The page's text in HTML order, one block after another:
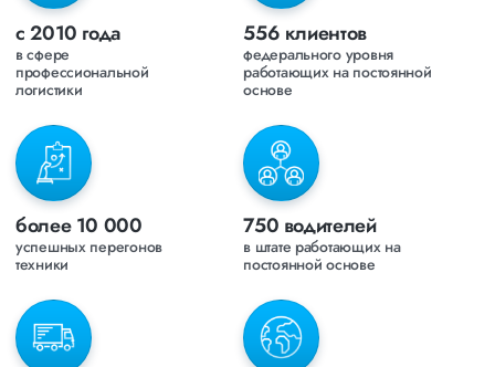
с 2010 года
в сфере
профессиональной
логистики
556 клиентов
федерального уровня
работающих на постоянной
основе
более10 000
успешных перегонов
техники
750 водителей
в штате работающих на
постоянной основе